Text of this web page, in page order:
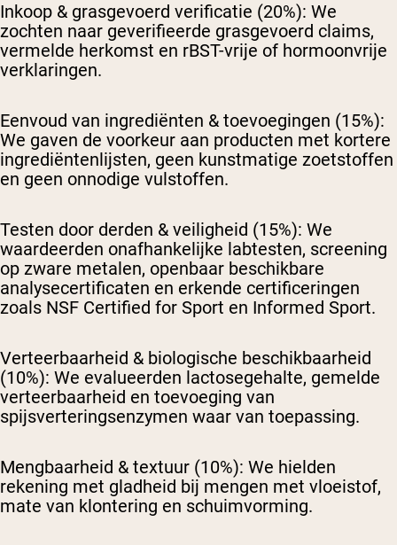
Inkoop & grasgevoerd verificatie (20%): We
zochten naar geverifieerde grasgevoerd claims,
vermelde herkomst en rBST-vrije of hormoonvrije
verklaringen.
Eenvoud van ingrediënten & toevoegingen (15%):
We gaven de voorkeur aan producten met kortere
ingrediëntenlijsten, geen kunstmatige zoetstoffen
en geen onnodige vulstoffen.
Testen door derden & veiligheid (15%): We
waardeerden onafhankelijke labtesten, screening
op zware metalen, openbaar beschikbare
analysecertificaten en erkende certificeringen
zoals NSF Certified for Sport en Informed Sport.
Verteerbaarheid & biologische beschikbaarheid
(10%): We evalueerden lactosegehalte, gemelde
verteerbaarheid en toevoeging van
spijsverteringsenzymen waar van toepassing.
Mengbaarheid & textuur (10%): We hielden
rekening met gladheid bij mengen met vloeistof,
mate van klontering en schuimvorming.